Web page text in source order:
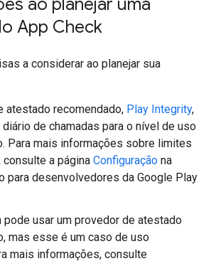
ao planejar uma
App Check
a considerar ao planejar sua
atestado recomendado, Play Integrity,
de chamadas para o nível de uso
Para mais informações sobre limites
consulte a página Configuração na
para desenvolvedores da Google Play
pode usar um provedor de atestado
mas esse é um caso de uso
mais informações, consulte